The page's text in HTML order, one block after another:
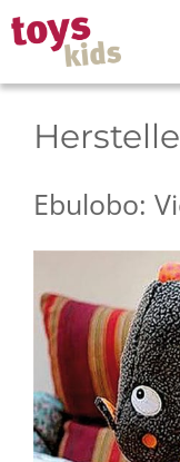
Zum
Inhalt
springen
Ebulobo: